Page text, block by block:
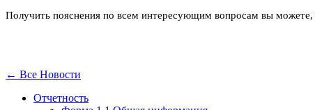
Получить пояснения по всем интересующим вопросам вы
← Все Новости
Отчетность